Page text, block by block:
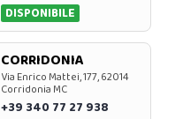
DISPONIBILE
CORRIDONIA
Via Enrico Mattei, 177, 62014
Corridonia MC
+39 340 77 27 938